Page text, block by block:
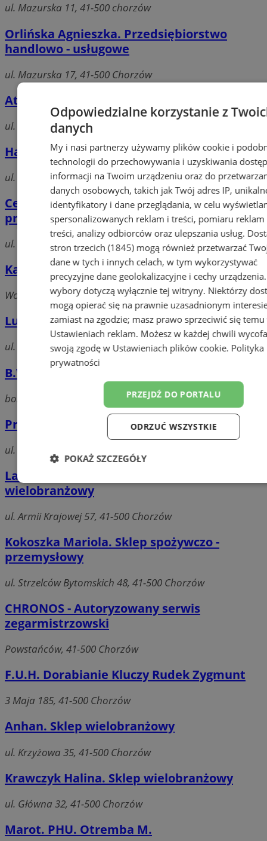
ul. Mazurska 11, 41-500 chorzów
Orlińska Agnieszka. Przedsiębiorstwo
handlowo - usługowe
ul. Mazurska 17, 41-500 Chorzów
Atos. Sklep spożywczo - przemysłowy
ul. Armii Krajowej 117, 41-500 Chorzów
Haszke Piotr. Papierosy
ul. Cmentarna 13, 41-500 chorzów
Cebula Jacek, Irena. Sklep z art.
przemysłowymi
ul. Armii Krajowej 69, 41-500 Chorzów
Kalemba Jolanta. Sklep wielobranżowy
Wolności, 41-500 Chorzów
Luxon SC. Sklep spożywczo - monopolowy
ul. 11 Listopada 71, 41-500 Chorzów
B.W. Studio agencja
bożogrobców, 41-500 Chorzów
Przedsiębiorstwo Handlowe Anna Maria
ul. Stefana Batorego, 41-500 Chorzów
Latkowska Barbara. PHU. Sklep
wielobranżowy
ul. Armii Krajowej 57, 41-500 Chorzów
Kokoszka Mariola. Sklep spożywczo -
przemysłowy
ul. Strzelców Bytomskich 48, 41-500 Chorzów
CHRONOS - Autoryzowany serwis
zegarmistrzowski
Powstańców, 41-500 Chorzów
F.U.H. Dorabianie Kluczy Rudek Zygmunt
3 Maja 185, 41-500 Chorzów
Anhan. Sklep wielobranżowy
ul. Krzyżowa 35, 41-500 Chorzów
Krawczyk Halina. Sklep wielobranżowy
ul. Główna 32, 41-500 Chorzów
Marot. PHU. Otremba M.
Odpowiedzialne korzystanie z
danych
My i nasi partnerzy używamy plików cookie i
technologii do przechowywania i uzyskiwania
informacji na Twoim urządzeniu oraz do
danych osobowych, takich jak Twój adres IP,
identyfikatory i dane przeglądania, w celu
spersonalizowanych reklam i treści, pomiaru reklam
treści, analizy odbiorców oraz ulepszania usług.
stron trzecich (1845)mogą również przetwarzać
dane w tych i innych celach, w tym wykorzystywać
precyzyjne dane geolokalizacyjne i cechy
wybory dotyczą wyłącznie tej witryny. Niektórzy
mogą opierać się na prawnie uzasadnionym
zamiast na zgodzie; masz prawo sprzeciwić się temu
Ustawieniach reklam. Możesz w każdej chwili
swoją zgodę w Ustawieniach plików cookie. Polityka
prywatności
PRZEJDŹ DO PORTALU
ODRZUĆ WSZYSTKIE
POKAŻ SZCZEGÓŁY
Niezbędne Wydajność
Niezbędne Wydajność Targetowanie
Niezbędne pliki cookie umożliwiają korzystanie z podstawowych
kontem. Bez niezbędnych plików cookie nie można prawidłowo
ze strony internetowej.
Nazwa
QeSessID
mojchorzow.pl